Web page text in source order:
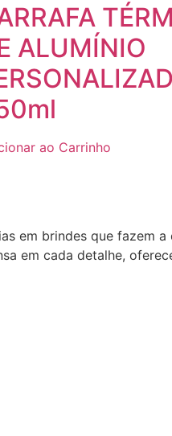
ALUMÍNIO
ao Carrinho
em brindes que fazem
em cada detalhe,